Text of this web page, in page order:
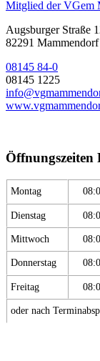
Mitglied der VGem
Augsburger Straße
82291 Mammendorf
08145 84-0
08145 1225
Montag
Dienstag
Mittwoch
Donnerstag
Freitag
oder nach